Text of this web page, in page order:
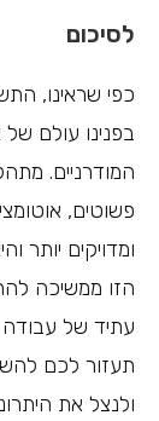
לסיכום
כפי שראינו,
בפנינו עולם
המודרניים.
פשוטים,
ומדויקים יותר
הזו ממשיכה
עתיד של
תעזור לכם
ולנצל את